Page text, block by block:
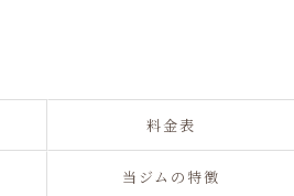
料金表
当ジムの特徴